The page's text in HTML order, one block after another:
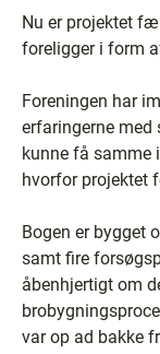
Nu er projektet
foreligger i form
Foreningen har
erfaringerne med
kunne få samme
hvorfor projektet
Bogen er bygget
samt fire
åbenhjertigt om
var op ad bakke